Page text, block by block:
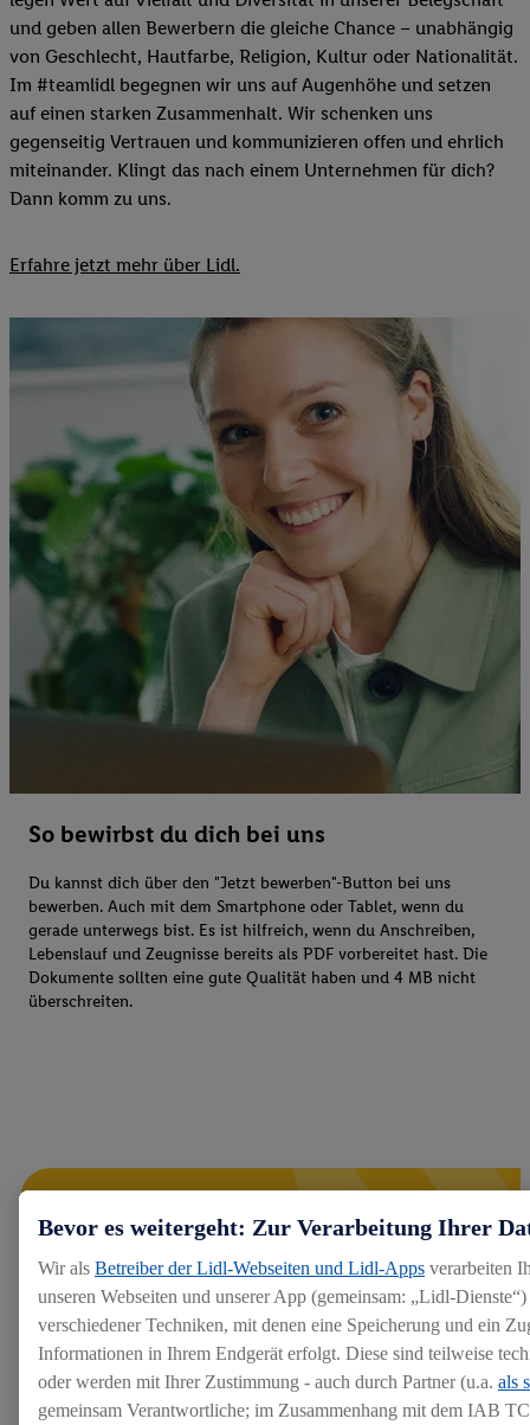
und geben allen Bewerbern die gleiche Chance – unabhängig
von Geschlecht, Hautfarbe, Religion, Kultur oder Nationalität.
Im #teamlidl begegnen wir uns auf Augenhöhe und setzen
auf einen starken Zusammenhalt. Wir schenken uns
gegenseitig Vertrauen und kommunizieren offen und ehrlich
miteinander. Klingt das nach einem Unternehmen für dich?
Dann komm zu uns.​
Erfahre jetzt mehr über Lidl.
So bewirbst du dich bei uns
Du kannst dich über den "Jetzt bewerben"-Button bei uns
bewerben. Auch mit dem Smartphone oder Tablet, wenn du
gerade unterwegs bist. Es ist hilfreich, wenn du Anschreiben,
Lebenslauf und Zeugnisse bereits als PDF vorbereitet hast. Die
Dokumente sollten eine gute Qualität haben und 4 MB nicht
überschreiten.
Bevor es weitergeht: Zur Verarbeitung Ihrer
Wir als Betreiber der Lidl-Webseiten und Lidl-Apps verarbeiten
unseren Webseiten und unserer App (gemeinsam: „Lidl-
verschiedener Techniken, mit denen eine Speicherung und ein
Informationen in Ihrem Endgerät erfolgt. Diese sind teilweise
oder werden mit Ihrer Zustimmung - auch durch Partner (u.a. als
gemeinsam Verantwortliche; im Zusammenhang mit dem IAB